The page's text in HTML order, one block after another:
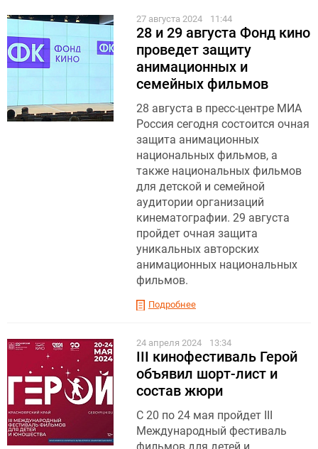
27 августа 2024 11:44
28 и 29 августа Фонд кино
проведет защиту
анимационных и
семейных фильмов
28 августа в пресс-центре МИА
Россия сегодня состоится очная
защита анимационных
национальных фильмов, а
также национальных фильмов
для детской и семейной
аудитории организаций
кинематографии. 29 августа
пройдет очная защита
уникальных авторских
анимационных национальных
фильмов.
Подробнее
24 апреля 2024 13:34
III кинофестиваль Герой
объявил шорт-лист и
состав жюри
С 20 по 24 мая пройдет III
Международный фестиваль
фильмов для детей и